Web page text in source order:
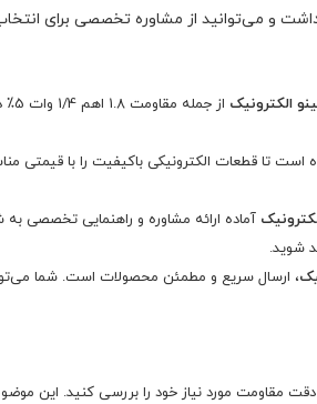
و می‌توانید از مشاوره تخصصی برای
الکترونیک
از
است تا قطعات الکترونیکی باکیفیت را با قیمتی
آماده ارائه مشاوره و راهنمایی تخصصی
شوید.
، ارسال سریع و مطمئن محصولات است. شما
دقت مقاومت مورد نیاز خود را بررسی کنید. این